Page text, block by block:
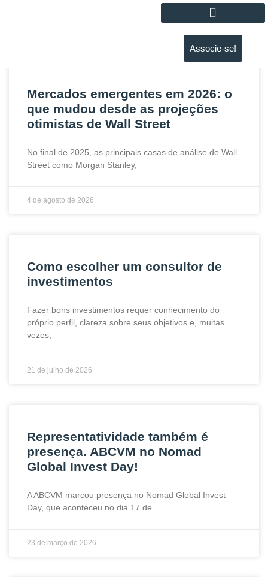
Associe-se!
Mercados emergentes em 2026: o
que mudou desde as projeções
otimistas de Wall Street
No final de 2025, as principais casas de análise de Wall
Street como Morgan Stanley,
4 de agosto de 2026
Como escolher um consultor de
investimentos
Fazer bons investimentos requer conhecimento do
próprio perfil, clareza sobre seus objetivos e, muitas
vezes,
21 de julho de 2026
Representatividade também é
presença. ABCVM no Nomad
Global Invest Day!
A ABCVM marcou presença no Nomad Global Invest
Day, que aconteceu no dia 17 de
23 de março de 2026